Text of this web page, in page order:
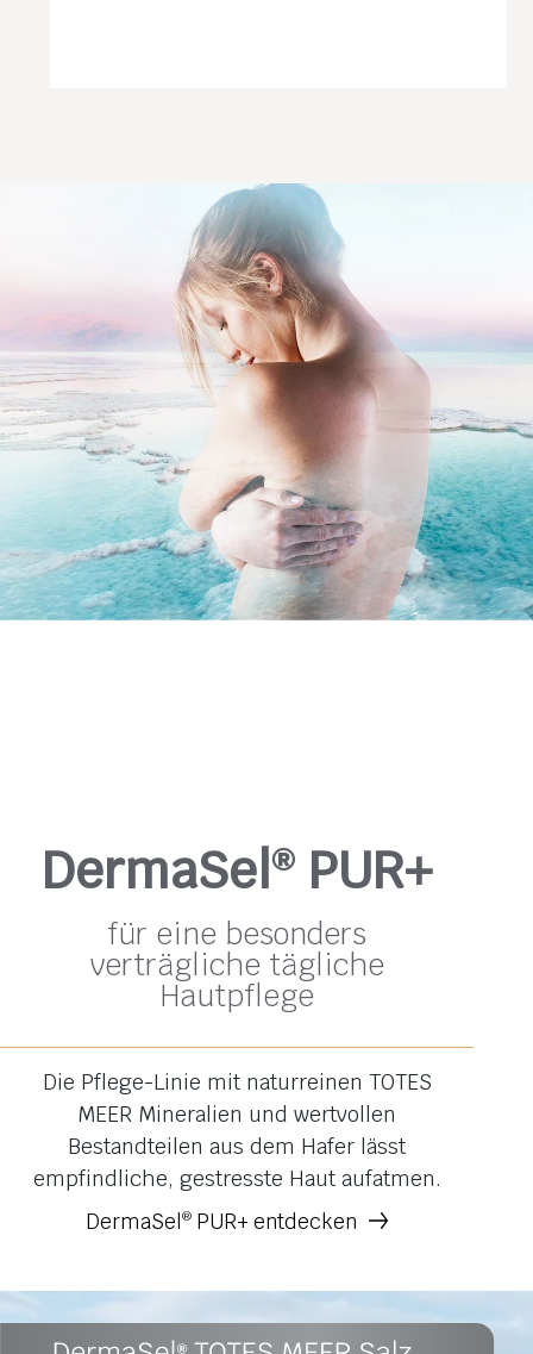
DermaSel®PUR+
für eine besonders
verträgliche tägliche
Hautpflege
Die Pflege-Linie mit naturreinen TOTES
MEER Mineralien und wertvollen
Bestandteilen aus dem Hafer lässt
empfindliche, gestresste Haut aufatmen.
DermaSel® PUR+ entdecken